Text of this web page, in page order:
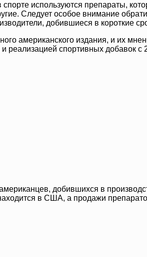
используются препараты,
Следует особое внимание
добившиеся в короткие
американского издания, и их
спортивных добавок с
добившихся в
в США, а продажи